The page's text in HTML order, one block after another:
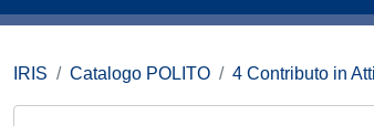
IRIS Catalogo POLITO 4 Contributo in